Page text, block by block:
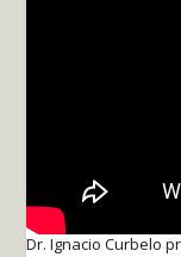
Dr. Ignacio Curbelo